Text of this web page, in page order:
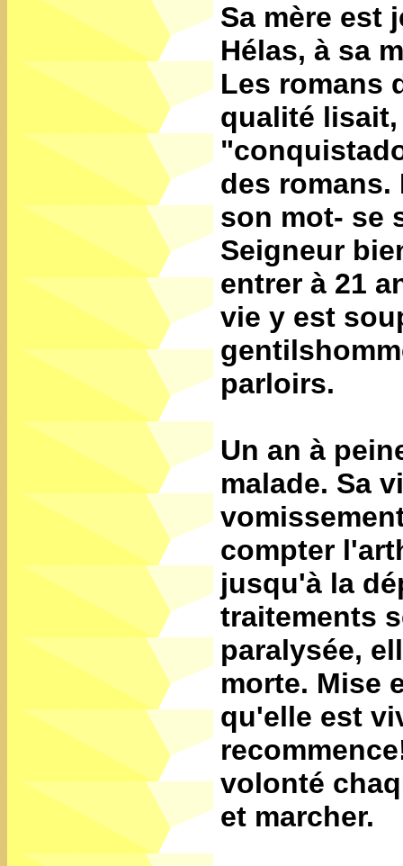
Sa mère est
Hélas, à sa
Les romans
qualité
des
son mot- se
Seigneur
entrer à 21
vie y est
parloirs.
Un an à
malade. Sa
compter
jusqu'à la
traitements
paralysée,
morte. Mise
qu'elle est
volonté
et marcher.